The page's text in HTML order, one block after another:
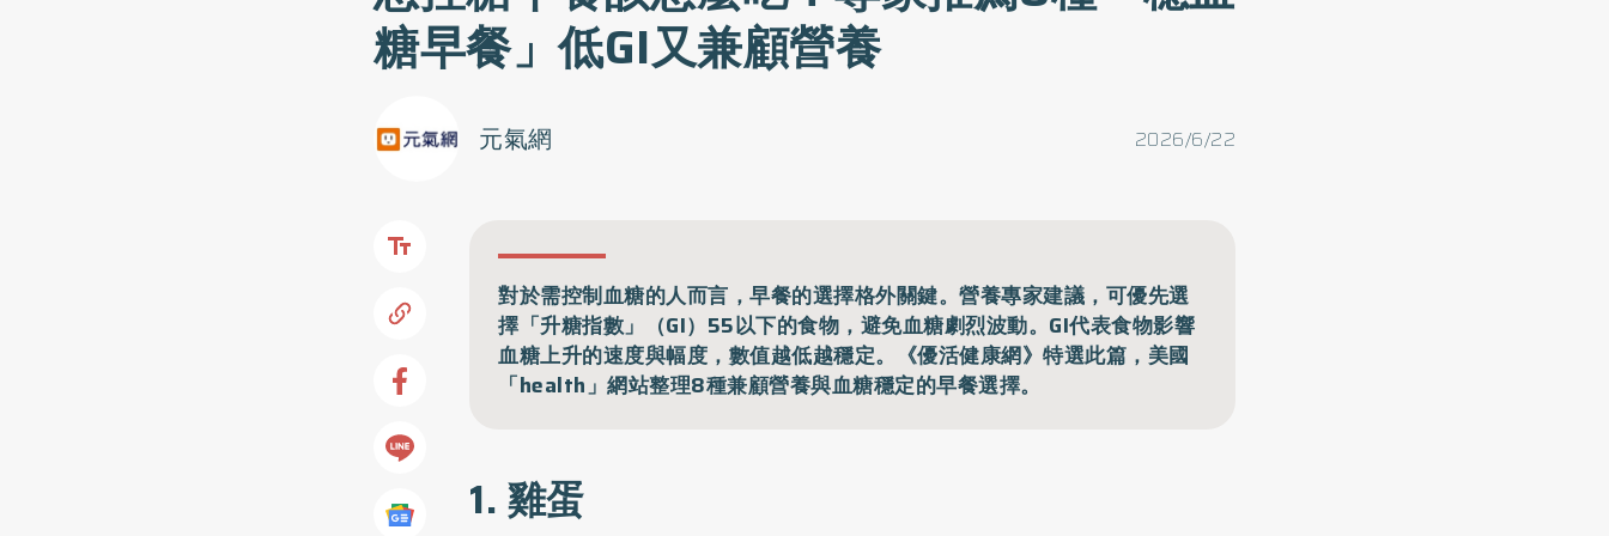
糖早餐」低GI又兼顧營養
2026/6/22
元氣網
對於需控制血糖的人而言，早餐的選擇格外關鍵。營養專家建議，可優先選
擇「升糖指數」（GI）55以下的食物，避免血糖劇烈波動。GI代表食物影響
血糖上升的速度與幅度，數值越低越穩定。《優活健康網》特選此篇，美國
「health」網站整理8種兼顧營養與血糖穩定的早餐選擇。
1. 雞蛋